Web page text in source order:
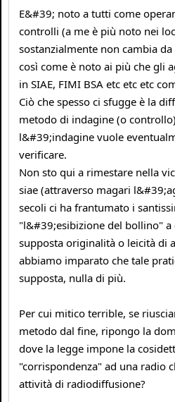
E&#39; noto a tutti come
controlli (a me è più noto nei
sostanzialmente non cambia
così come è noto ai più che gli
in SIAE, FIMI BSA etc etc etc
Ciò che spesso ci sfugge è la
metodo di indagine (o
l&#39;indagine vuole
verificare.
Non sto qui a rimestare nella
siae (attraverso magari
secoli ci ha frantumato i
"l&#39;esibizione del bollino" a
supposta originalità o leicità di
abbiamo imparato che tale
supposta, nulla di più.
Per cui mitico terrible, se
metodo dal fine, ripongo la
dove la legge impone la
"corrispondenza" ad una radio
attività di radiodiffusione?